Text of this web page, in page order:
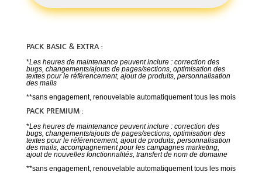
PACK BASIC & EXTRA :
*Les heures de maintenance peuvent inclure : correction des
bugs, changements/ajouts de pages/sections, optimisation des
textes pour le référencement, ajout de produits, personnalisation
des mails
**sans engagement, renouvelable automatiquement tous les mois
PACK PREMIUM :
*Les heures de maintenance peuvent inclure : correction des
bugs, changements/ajouts de pages/sections, optimisation des
textes pour le référencement, ajout de produits, personnalisation
des mails, accompagnement pour les campagnes marketing,
ajout de nouvelles fonctionnalités, transfert de nom de domaine
**sans engagement, renouvelable automatiquement tous les mois